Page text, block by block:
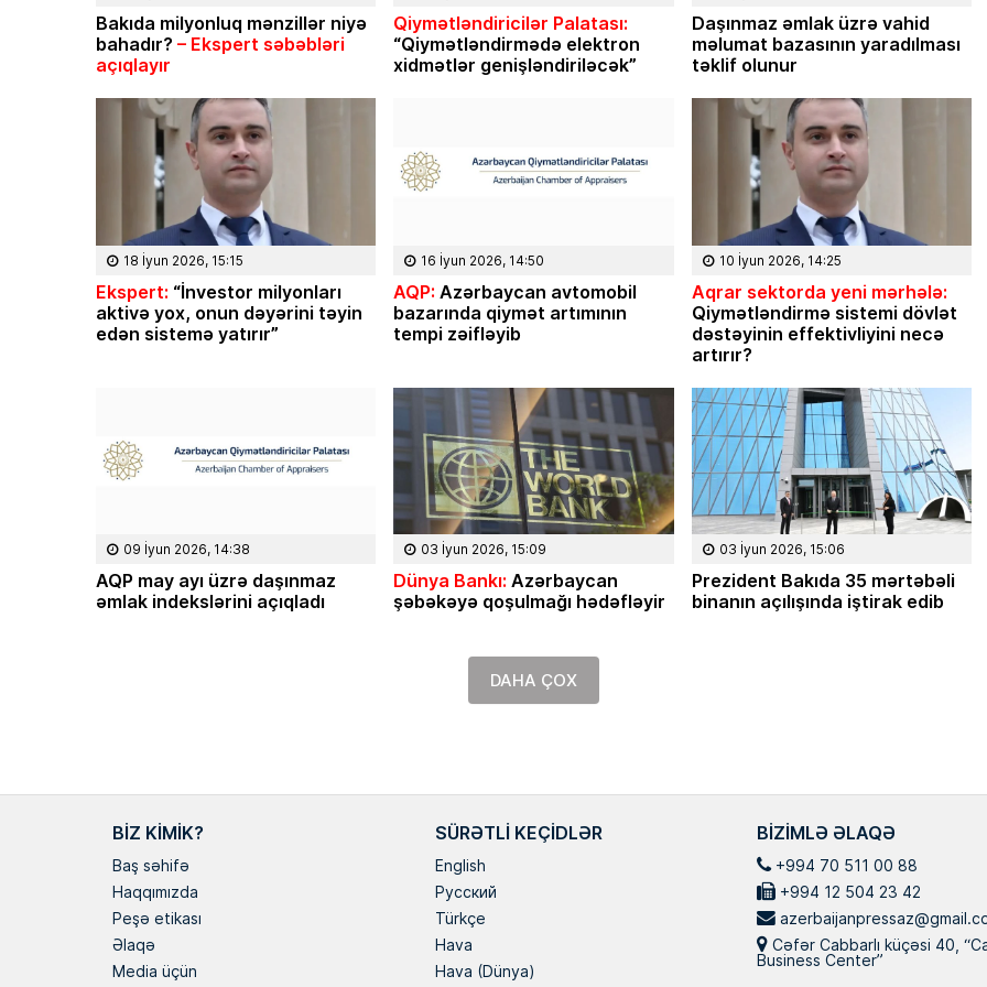
Bakıda milyonluq mənzillər niyə
bahadır? – Ekspert səbəbləri
açıqlayır
Qiymətləndiricilər Palatası:
“Qiymətləndirmədə elektron
xidmətlər genişləndiriləcək”
Daşınmaz əmlak üzrə vahid
məlumat bazasının yaradılması
təklif olunur
18 İyun 2026, 15:15
Ekspert: “İnvestor milyonları
aktivə yox, onun dəyərini təyin
edən sistemə yatırır”
16 İyun 2026, 14:50
AQP: Azərbaycan avtomobil
bazarında qiymət artımının
tempi zəifləyib
10 İyun 2026, 14:25
Aqrar sektorda yeni mərhələ:
Qiymətləndirmə sistemi dövlət
dəstəyinin effektivliyini necə
artırır?
09 İyun 2026, 14:38
AQP may ayı üzrə daşınmaz
əmlak indekslərini açıqladı
03 İyun 2026, 15:09
Dünya Bankı: Azərbaycan
şəbəkəyə qoşulmağı hədəfləyir
03 İyun 2026, 15:06
Prezident Bakıda 35 mərtəbəli
binanın açılışında iştirak edib
DAHA ÇOX
Rəsmiyyə Sabir
Ayıq Səmədovun
təqdimatında
Masallı rayonunun Ərkivan
anadan olub. Memarlıq və İnşaat
Universitetini iqtisadçı-mühəndis
üzrə bitirib. İqtisad elmləri
Hazırda Elm və […]
BIZ KIMIK?
Baş səhifə
Haqqımızda
Peşə etikası
Əlaqə
Media üçün
SÜRƏTLI KEÇIDLƏR
English
Русский
Türkçe
Hava
Hava (Dünya)
BIZIMLƏ ƏLAQƏ
+994 70 511 00 88
+994 12 504 23 42
Cəfər Cabbarlı küçəsi 40,
Business Center”